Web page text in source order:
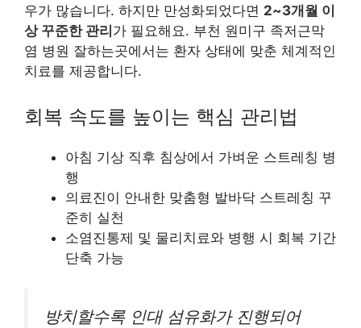
우가 많습니다. 하지만 만성화되었다면 2~3개월 이
상 꾸준한 관리 가 필요해요. 부천 원미구 족저근막
염 병원 잘하는곳에서는 환자 상태에 맞춘 체계적인
치료를 제공합니다.
회복 속도를 높이는 핵심 관리법
아침 기상 직후 침상에서 가벼운 스트레칭 병
행
의료진이 안내한 맞춤형 발바닥 스트레칭 꾸
준히 실천
소염진통제 및 물리치료와 병행 시 회복 기간
단축 가능
방치할수록 인대 섬유화가 진행되어